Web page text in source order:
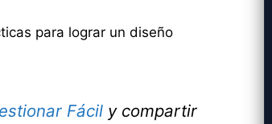
para lograr un diseño
Fácil y compartir